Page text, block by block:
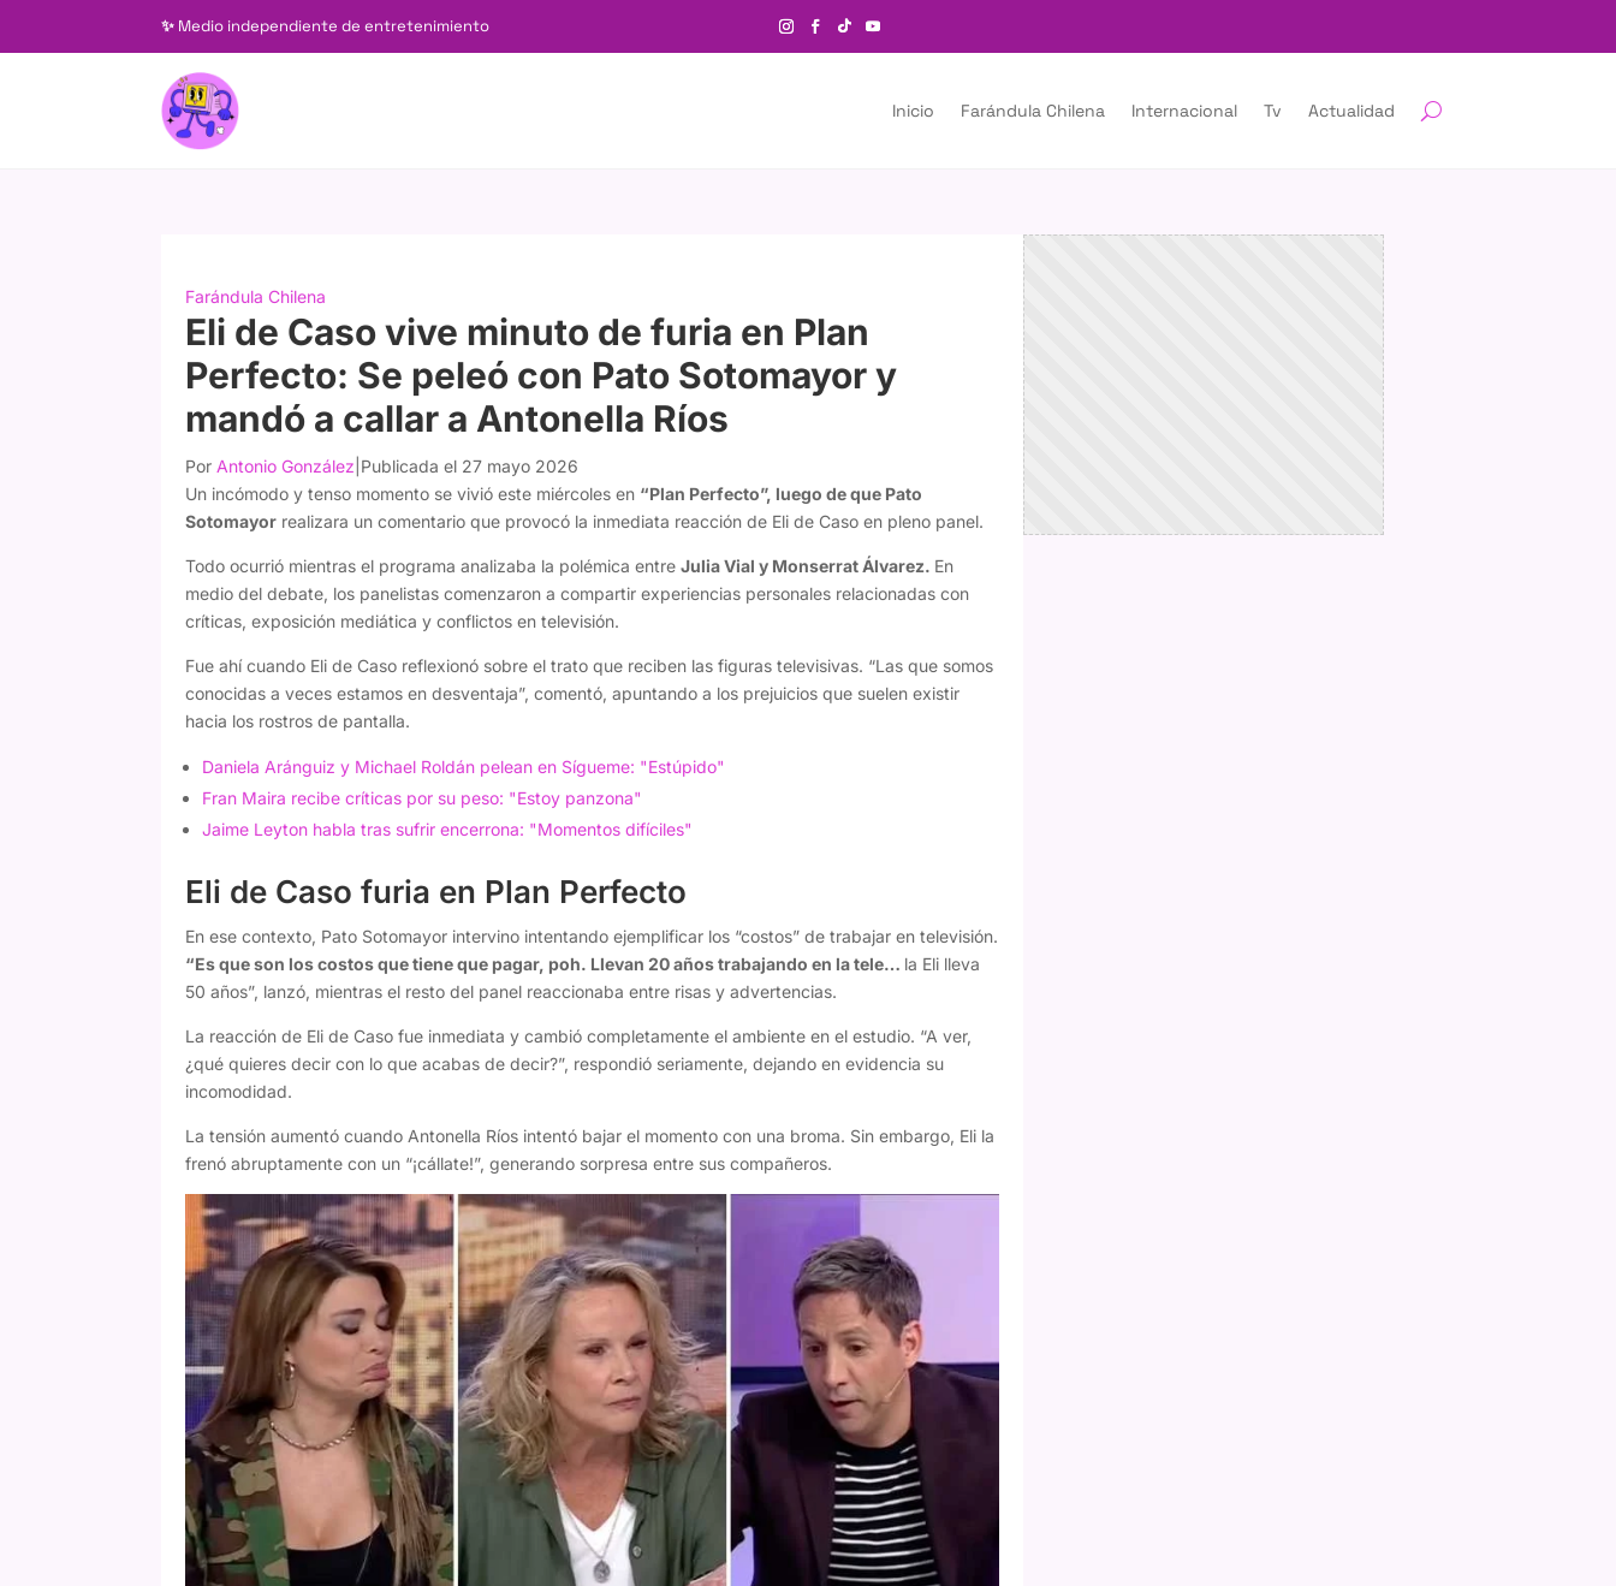
✨ Medio independiente de entretenimiento
Inicio Farándula Chilena Internacional Tv Actualidad
Farándula Chilena
Eli de Caso vive minuto de furia en Plan
Perfecto: Se peleó con Pato Sotomayor y
mandó a callar a Antonella Ríos
Por Antonio González Publicada el 27 mayo 2026
Un incómodo y tenso momento se vivió este miércoles en “Plan Perfecto”, luego de que Pato
Sotomayor realizara un comentario que provocó la inmediata reacción de Eli de Caso en pleno panel.
Todo ocurrió mientras el programa analizaba la polémica entreJulia Vial y Monserrat Álvarez. En
medio del debate, los panelistas comenzaron a compartir experiencias personales relacionadas con
críticas, exposición mediática y conflictos en televisión.
Fue ahí cuando Eli de Caso reflexionó sobre el trato que reciben las figuras televisivas. “Las que somos
conocidas a veces estamos en desventaja”, comentó, apuntando a los prejuicios que suelen existir
hacia los rostros de pantalla.
Daniela Aránguiz y Michael Roldán pelean en Sígueme: "Estúpido"
Fran Maira recibe críticas por su peso: "Estoy panzona"
Jaime Leyton habla tras sufrir encerrona: "Momentos difíciles"
Eli de Caso furia en Plan Perfecto
En ese contexto, Pato Sotomayor intervino intentando ejemplificar los “costos” de trabajar en televisión.
“Es que son los costos que tiene que pagar, poh. Llevan 20 años trabajando en la tele… la Eli lleva
50 años”, lanzó, mientras el resto del panel reaccionaba entre risas y advertencias.
La reacción de Eli de Caso fue inmediata y cambió completamente el ambiente en el estudio. “A ver,
¿qué quieres decir con lo que acabas de decir?”, respondió seriamente, dejando en evidencia su
incomodidad.
La tensión aumentó cuando Antonella Ríos intentó bajar el momento con una broma. Sin embargo, Eli la
frenó abruptamente con un “¡cállate!”, generando sorpresa entre sus compañeros.